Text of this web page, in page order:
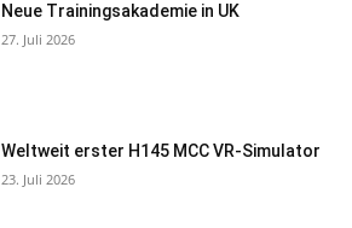
Neue Trainingsakademie in UK
27. Juli 2026
Weltweit erster H145 MCC VR-Simulator
23. Juli 2026